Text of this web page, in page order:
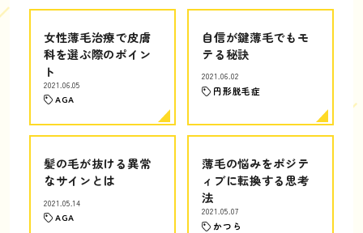
女性薄毛治療で皮膚
科を選ぶ際のポイン
ト
2021.06.05
AGA
自信が鍵薄毛でもモ
テる秘訣
2021.06.02
円形脱毛症
髪の毛が抜ける異常
なサインとは
2021.05.14
AGA
薄毛の悩みをポジテ
ィブに転換する思考
法
2021.05.07
かつら